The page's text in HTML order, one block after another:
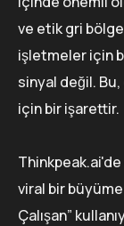
ve etik gri
işletmeler için
sinyal değil. Bu,
için bir işarettir.
viral bir
Çalışan”